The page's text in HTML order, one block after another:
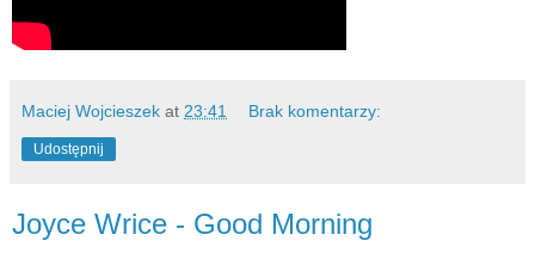
Maciej Wojcieszek at 23:41 Brak komentarzy:
Udostępnij
Joyce Wrice - Good Morning